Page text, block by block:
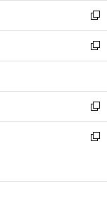
く
ド
ウ
で
開
ィ
ン
ド
ウ
開
く
し
い
ウ
ィ
ン
ウ
で
開
く
新
し
い
ウ
ン
ド
ウ
で
新
し
ウ
ィ
ン
ド
開
新
し
い
ン
新
ウ